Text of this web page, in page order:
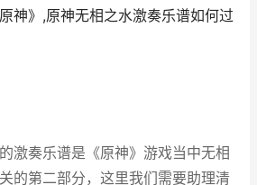
神》,原神无相之水激奏乐谱如何过
激奏乐谱是《原神》游戏当中无相
的第二部分，这里我们需要助理清